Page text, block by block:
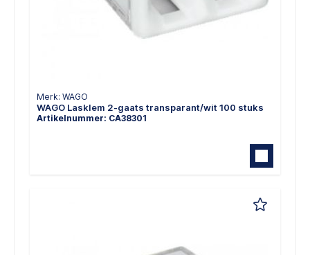
Merk: WAGO
WAGO Lasklem 2-gaats transparant/wit 100 stuks
Artikelnummer: CA38301